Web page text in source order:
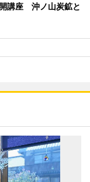
講座 沖ノ山炭鉱と